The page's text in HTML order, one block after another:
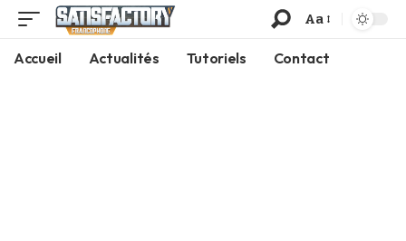
Aa
Accueil Actualités Tutoriels Contact